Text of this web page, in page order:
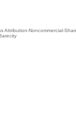
Attribution-Noncommercial-